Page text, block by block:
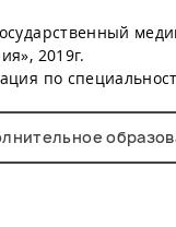
2019г.
по